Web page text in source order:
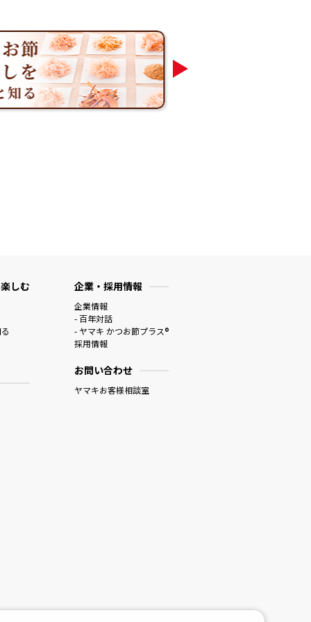
しむ 企業・採用情報
企業情報
- 百年対話
- ヤマキ かつお節プラス®
採用情報
お問い合わせ
ヤマキお客様相談室